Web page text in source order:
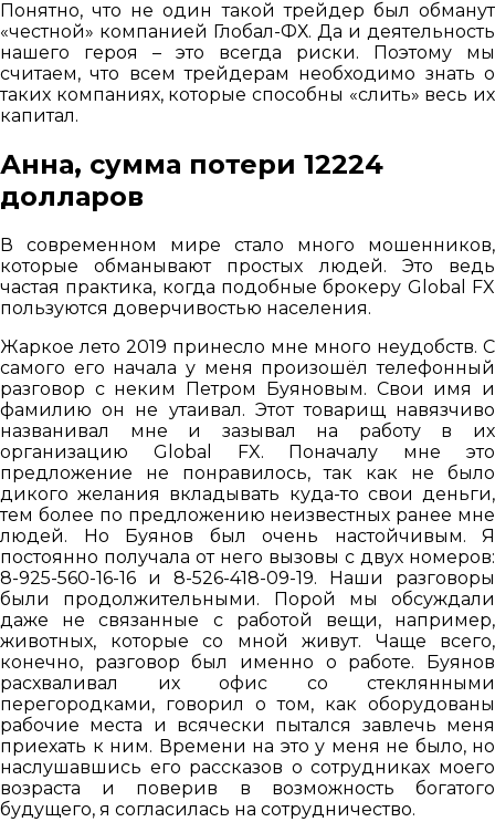
Понятно, что не один такой трейдер был обманут
«честной» компанией Глобал-ФХ. Да и деятельность
нашего героя – это всегда риски. Поэтому мы
считаем, что всем трейдерам необходимо знать о
таких компаниях, которые способны «слить» весь их
капитал.
Анна, сумма потери 12224
долларов
В современном мире стало много мошенников,
которые обманывают простых людей. Это ведь
частая практика, когда подобные брокеру Global FX
пользуются доверчивостью населения.
Жаркое лето 2019 принесло мне много неудобств. С
самого его начала у меня произошёл телефонный
разговор с неким Петром Буяновым. Свои имя и
фамилию он не утаивал. Этот товарищ навязчиво
названивал мне и зазывал на работу в их
организацию Global FX. Поначалу мне это
предложение не понравилось, так как не было
дикого желания вкладывать куда-то свои деньги,
тем более по предложению неизвестных ранее мне
людей. Но Буянов был очень настойчивым. Я
постоянно получала от него вызовы с двух номеров:
8-925-560-16-16 и 8-526-418-09-19. Наши разговоры
были продолжительными. Порой мы обсуждали
даже не связанные с работой вещи, например,
животных, которые со мной живут. Чаще всего,
конечно, разговор был именно о работе. Буянов
расхваливал их офис со стеклянными
перегородками, говорил о том, как оборудованы
рабочие места и всячески пытался завлечь меня
приехать к ним. Времени на это у меня не было, но
наслушавшись его рассказов о сотрудниках моего
возраста и поверив в возможность богатого
будущего, я согласилась на сотрудничество.